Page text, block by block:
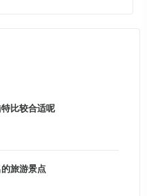
比较合适呢
旅游景点